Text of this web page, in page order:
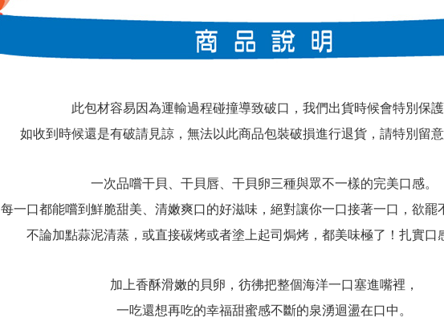
此包材容易因為運輸過程碰撞導致破口，我們出貨時候會特別保護
如收到時候還是有破請見諒，無法以此商品包裝破損進行退貨，請特別留意
一次品嚐干貝、干貝唇、干貝卵三種與眾不一樣的完美口感。
每一口都能嚐到鮮脆甜美、清嫩爽口的好滋味，絕對讓你一口接著一口，欲罷
不論加點蒜泥清蒸，或直接碳烤或者塗上起司焗烤，都美味極了！扎實口
加上香酥滑嫩的貝卵，彷彿把整個海洋一口塞進嘴裡，
一吃還想再吃的幸福甜蜜感不斷的泉湧迴盪在口中。